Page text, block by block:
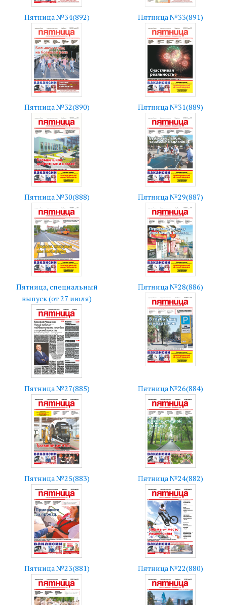
Пятница №34(892) Пятница №33(891)
Пятница №32(890) Пятница №31(889)
Пятница №30(888) Пятница №29(887)
Пятница, специальный
выпуск (от 27 июля)
Пятница №28(886)
Пятница №27(885) Пятница №26(884)
Пятница №25(883) Пятница №24(882)
Пятница №23(881) Пятница №22(880)